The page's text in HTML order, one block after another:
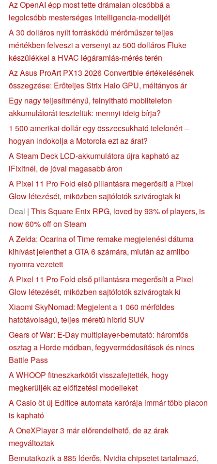
Az OpenAI épp most tette drámaian olcsóbbá a
legolcsóbb mesterséges intelligencia-modelljét
A 30 dolláros nyílt forráskódú mérőműszer teljes
mértékben felveszi a versenyt az 500 dolláros Fluke
készülékkel a HVAC légáramlás-mérés terén
Az Asus ProArt PX13 2026 Convertible értékelésének
összegzése: Erőteljes Strix Halo GPU, méltányos ár
Egy nagy teljesítményű, felnyitható mobiltelefon
akkumulátorát teszteltük: mennyi ideig bírja?
1 500 amerikai dollár egy összecsukható telefonért –
hogyan indokolja a Motorola ezt az árat?
A Steam Deck LCD-akkumulátora újra kapható az
iFixitnél, de jóval magasabb áron
A Pixel 11 Pro Fold első pillantásra megerősíti a Pixel
Glow létezését, miközben sajtófotók szivárogtak ki
Deal | This Square Enix RPG, loved by 93% of players, is
now 60% off on Steam
A Zelda: Ocarina of Time remake megjelenési dátuma
kihívást jelenthet a GTA 6 számára, miután az amiibo
nyomra vezetett
A Pixel 11 Pro Fold első pillantásra megerősíti a Pixel
Glow létezését, miközben sajtófotók szivárogtak ki
Xiaomi SkyNomad: Megjelent a 1 060 mérföldes
hatótávolságú, teljes méretű hibrid SUV
Gears of War: E-Day multiplayer-bemutató: háromfős
osztag a Horde módban, fegyvermódosítások és nincs
Battle Pass
A WHOOP fitneszkarkötőt visszafejtették, hogy
megkerüljék az előfizetési modelleket
A Casio öt új Edifice automata karórája immár több piacon
is kapható
A OneXPlayer 3 már előrendelhető, de az árak
megváltoztak
Bemutatkozik a 885 lóerős, Nvidia chipsetet tartalmazó,